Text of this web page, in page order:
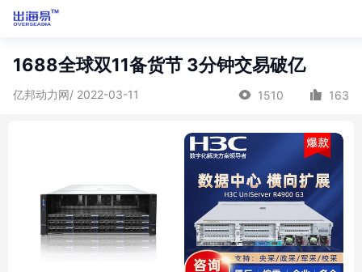
1688全球双11备货节 3分钟交易破亿
亿邦动力网/ 2022-03-11 1510 163